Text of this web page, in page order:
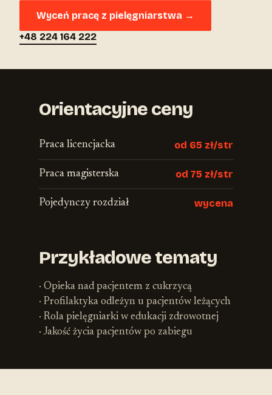
Wyceń pracę z pielęgniarstwa →
+48 224 164 222
Orientacyjne ceny
Praca licencjacka od 65 zł/str
Praca magisterska od 75 zł/str
Pojedynczy rozdział wycena
Przykładowe tematy
· Opieka nad pacjentem z cukrzycą
· Profilaktyka odleżyn u pacjentów leżących
· Rola pielęgniarki w edukacji zdrowotnej
· Jakość życia pacjentów po zabiegu